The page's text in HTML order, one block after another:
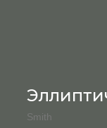
Smith